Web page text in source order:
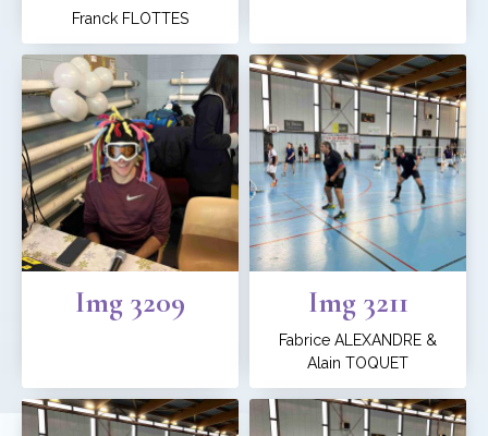
Franck FLOTTES
Img 3209 Img 3211
Fabrice ALEXANDRE &
Alain TOQUET